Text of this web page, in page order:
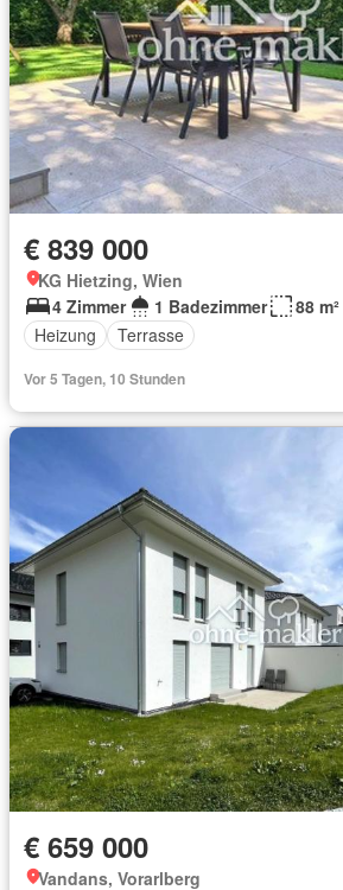
€ 839 000
KG Hietzing, Wien
4 Zimmer
1 Badezimmer
88 m²
Heizung
Terrasse
Vor 5 Tagen, 10 Stunden
€ 659 000
Vandans, Vorarlberg